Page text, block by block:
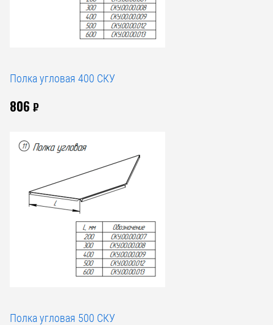
Полка угловая 400 СКУ
806 ₽
Полка угловая 500 СКУ